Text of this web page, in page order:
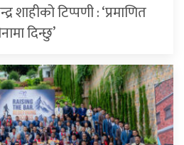
शाहीको टिप्पणी : ‘प्रमाणित
दिन्छु’